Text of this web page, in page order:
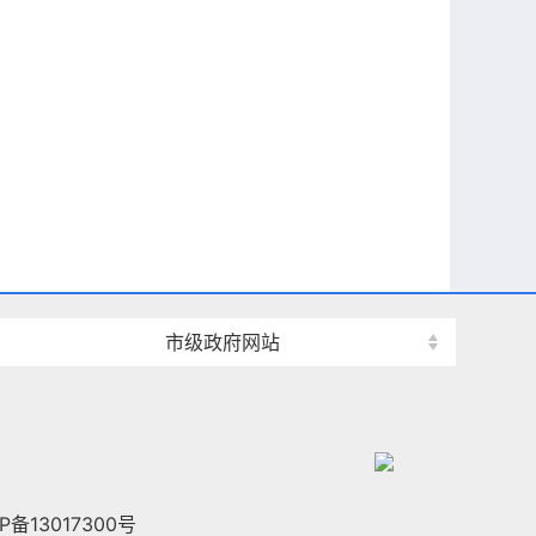
间的设计理念，成功
范项目”。
，相关经济指标未纳
2712.59万人次、实现
市级政府网站
备13017300号